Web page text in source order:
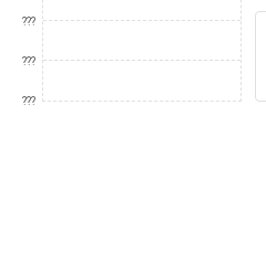
???
???
???